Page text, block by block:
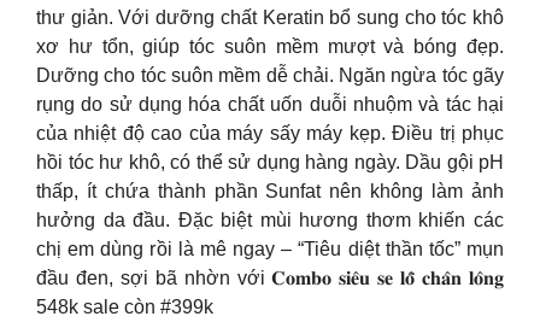
thư giản. Với dưỡng chất Keratin bổ sung cho tóc khô
xơ hư tổn, giúp tóc suôn mềm mượt và bóng đẹp.
Dưỡng cho tóc suôn mềm dễ chải. Ngăn ngừa tóc gãy
rụng do sử dụng hóa chất uốn duỗi nhuộm và tác hại
của nhiệt độ cao của máy sấy máy kẹp. Điều trị phục
hồi tóc hư khô, có thể sử dụng hàng ngày. Dầu gội pH
thấp, ít chứa thành phần Sunfat nên không làm ảnh
hưởng da đầu. Đặc biệt mùi hương thơm khiến các
chị em dùng rồi là mê ngay – “Tiêu diệt thần tốc” mụn
đầu đen, sợi bã nhờn với 𝐂𝐨𝐦𝐛𝐨 𝐬𝐢𝐞̂𝐮 𝐬𝐞 𝐥𝐨̂̃ 𝐜𝐡𝐚̂𝐧 𝐥𝐨̂𝐧𝐠
548k sale còn #399k